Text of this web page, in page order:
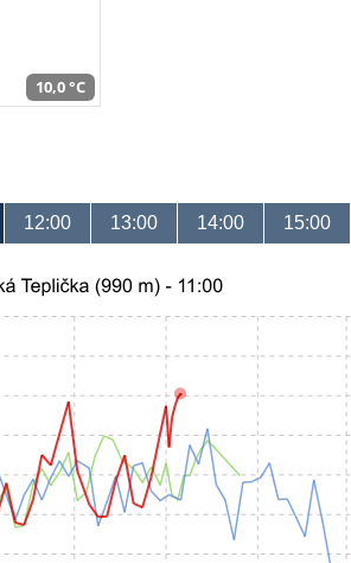
10,0 °C
12:00 13:00 14:00 15:00